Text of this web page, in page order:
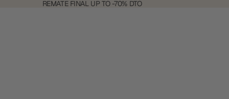
REMATE FINAL UP TO -70% DTO
REMATE